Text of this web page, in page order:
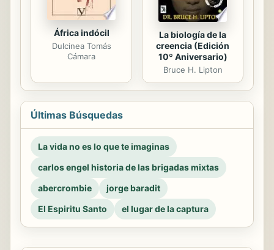
África indócil
Dulcinea Tomás
Cámara
La biología de la
creencia (Edición
10º Aniversario)
Bruce H. Lipton
Últimas Búsquedas
La vida no es lo que te imaginas
carlos engel historia de las brigadas mixtas
abercrombie
jorge baradit
El Espiritu Santo
el lugar de la captura